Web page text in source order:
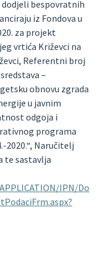
bespovratnih
iz Fondova u
za projekt
vrtića Križevci na
Referentni broj
–
obnovu zgrada
u javnim
odgoja i
programa
2020.“, Naručitelj
te sastavlja
IPN/Do